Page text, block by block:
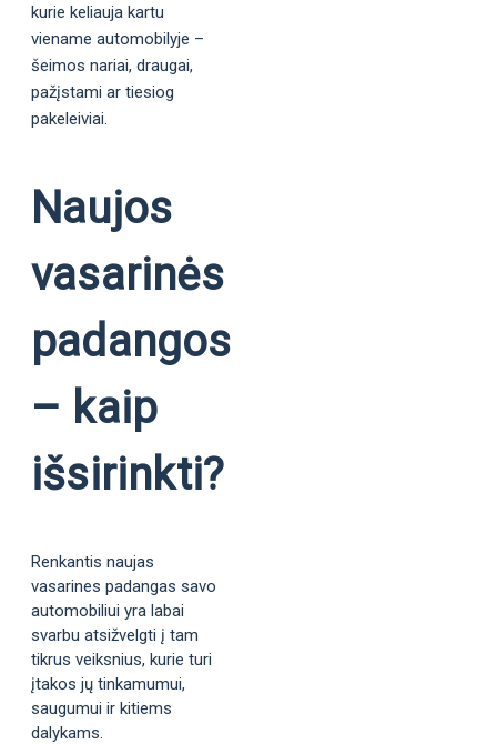
kurie keliauja kartu
viename automobilyje –
šeimos nariai, draugai,
pažįstami ar tiesiog
pakeleiviai.
Naujos
vasarinės
padangos
– kaip
išsirinkti?
Renkantis naujas
vasarines padangas savo
automobiliui yra labai
svarbu atsižvelgti į tam
tikrus veiksnius, kurie turi
įtakos jų tinkamumui,
saugumui ir kitiems
dalykams.